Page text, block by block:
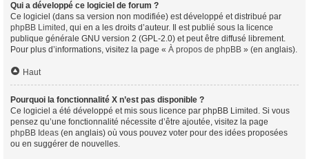
Qui a développé ce logiciel de forum ?
Ce logiciel (dans sa version non modifiée) est développé et distribué par
phpBB Limited , qui en a les droits d’auteur. Il est publié sous la licence
publique générale GNU version 2 (GPL-2.0) et peut être diffusé librement.
Pour plus d’informations, visitez la page « À propos de phpBB » (en anglais).
Haut
Pourquoi la fonctionnalité X n’est pas disponible ?
Ce logiciel a été développé et mis sous licence par phpBB Limited. Si vous
pensez qu’une fonctionnalité nécessite d’être ajoutée, visitez la page
phpBB Ideas (en anglais) où vous pouvez voter pour des idées proposées
ou en suggérer de nouvelles.